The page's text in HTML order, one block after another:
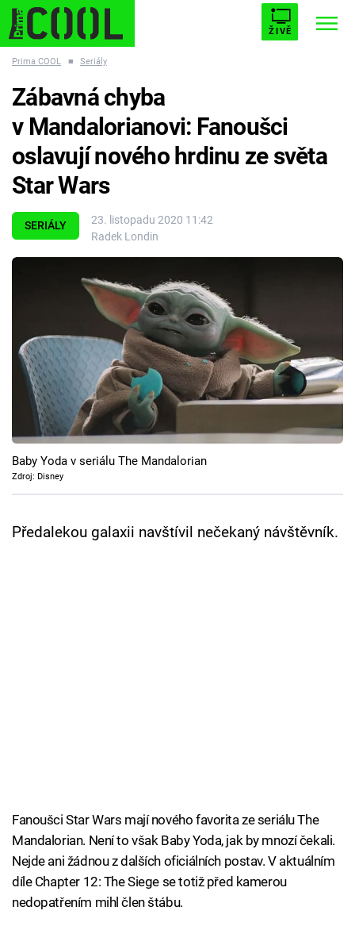
ŽIVĚ
ESCAPE PLNEJ KOTEL
Témata
Filmy
Hry
Cool Esport
Pořady
TV Program
Přihlášení
Prima COOL ■ Seriály
SERIÁLY
23. listopadu 2020 11:42
Radek Londin
Zábavná chyba
v Mandalorianovi: Fanoušci
oslavují nového hrdinu ze světa
Star Wars
Baby Yoda v seriálu The Mandalorian
Zdroj: Disney
Předalekou galaxii navštívil nečekaný návštěvník.
Fanoušci Star Wars mají nového favorita ze seriálu The
Mandalorian. Není to však Baby Yoda, jak by mnozí čekali.
Nejde ani žádnou z dalších oficiálních postav. V aktuálním
díle Chapter 12: The Siege se totiž před kamerou
nedopatřením mihl člen štábu.